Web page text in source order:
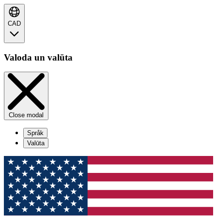
CAD
Valoda un valūta
Close modal
Språk
Valūta